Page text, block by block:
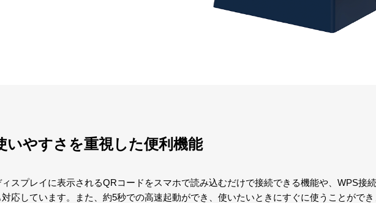
いやすさを重視した便利機能
ィスプレイに表示されるQRコードをスマホで読み込むだけで接続できる機能や、WPS接
対応しています。また、約5秒での高速起動ができ、使いたいときにすぐに使うことができ